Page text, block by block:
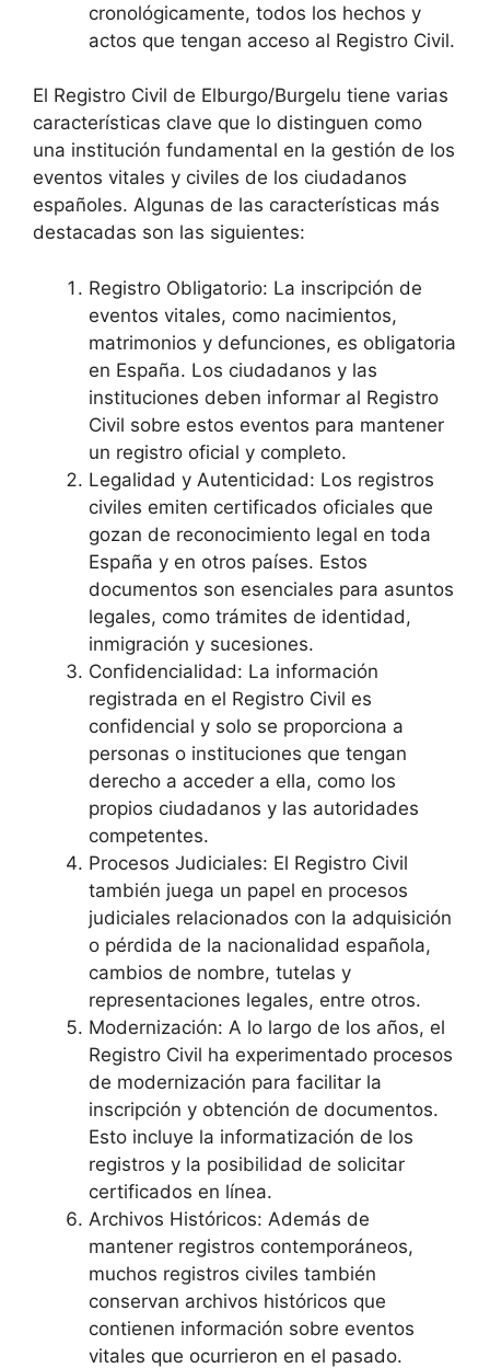
cronológicamente, todos los hechos y
actos que tengan acceso al Registro Civil.
El Registro Civil de Elburgo/Burgelu tiene varias
características clave que lo distinguen como
una institución fundamental en la gestión de los
eventos vitales y civiles de los ciudadanos
españoles. Algunas de las características más
destacadas son las siguientes:
Registro Obligatorio: La inscripción de
eventos vitales, como nacimientos,
matrimonios y defunciones, es obligatoria
en España. Los ciudadanos y las
instituciones deben informar al Registro
Civil sobre estos eventos para mantener
un registro oficial y completo.
Legalidad y Autenticidad: Los registros
civiles emiten certificados oficiales que
gozan de reconocimiento legal en toda
España y en otros países. Estos
documentos son esenciales para asuntos
legales, como trámites de identidad,
inmigración y sucesiones.
Confidencialidad: La información
registrada en el Registro Civil es
confidencial y solo se proporciona a
personas o instituciones que tengan
derecho a acceder a ella, como los
propios ciudadanos y las autoridades
competentes.
Procesos Judiciales: El Registro Civil
también juega un papel en procesos
judiciales relacionados con la adquisición
o pérdida de la nacionalidad española,
cambios de nombre, tutelas y
representaciones legales, entre otros.
Modernización: A lo largo de los años, el
Registro Civil ha experimentado procesos
de modernización para facilitar la
inscripción y obtención de documentos.
Esto incluye la informatización de los
registros y la posibilidad de solicitar
certificados en línea.
Archivos Históricos: Además de
mantener registros contemporáneos,
muchos registros civiles también
conservan archivos históricos que
contienen información sobre eventos
vitales que ocurrieron en el pasado.